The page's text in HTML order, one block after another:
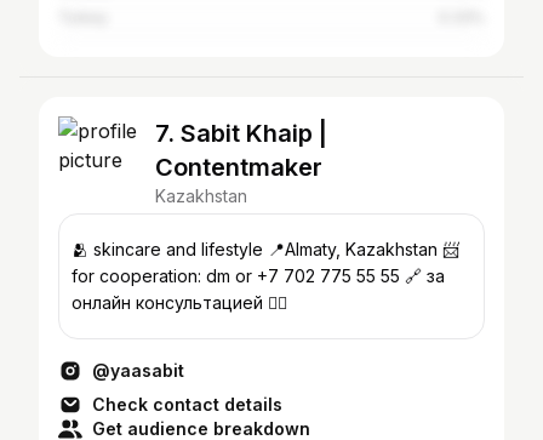
7. Sabit Khaip |
Contentmaker
Kazakhstan
🫂 skincare and lifestyle 📍Almaty, Kazakhstan 📨
for cooperation: dm or +7 702 775 55 55 🔗 за
онлайн консультацией 👇🏻
@yaasabit
Check contact details
Get audience breakdown